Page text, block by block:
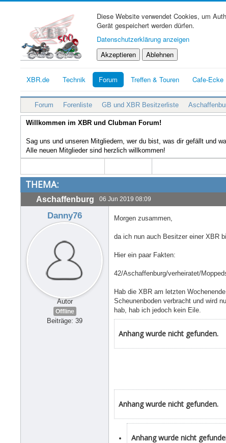
Diese Website verwendet Cookies, um
Gerät gespeichert werden dürfen.
Datenschutzerklärung anzeigen
Akzeptieren
Ablehnen
XBR.de Technik Forum Treffen & Touren Cafe-Ecke
Forum Forenliste GB und XBR Besitzerliste
Willkommen im XBR und Clubman Forum!
Sag uns und unseren Mitgliedern, wer du bist, was dir gefällt und
Alle neuen Mitglieder sind herzlich willkommen!
THEMA:
Aschaffenburg 06 Jun 2019 08:09
Danny76
Autor
Offline
Beiträge: 39
Morgen zusammen,
da ich nun auch Besitzer einer XBR
Hier ein paar Fakten:
42/Aschaffenburg/verheiratet/
Hab die XBR am letzten
Scheunenboden verbracht und wird
hab, hab ich jedoch kein Eile.
Anhang wurde nicht gefunden.
Anhang wurde nicht gefunden.
Anhang wurde nicht